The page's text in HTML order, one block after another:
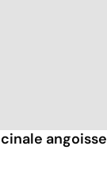
angoisse